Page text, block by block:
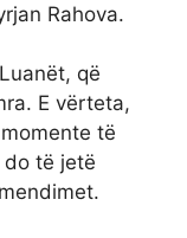
Rahova.
që
E vërteta,
të
të jetë